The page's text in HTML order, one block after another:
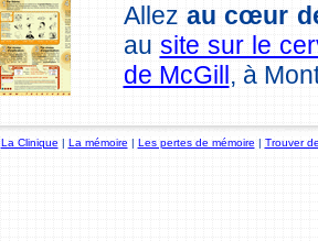
Allez au cœur
au site sur le
de McGill, à
La Clinique | La mémoire | Les pertes de mémoire | Trouver